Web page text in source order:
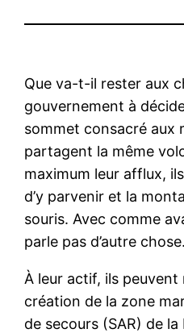
Que va-t-il rester aux
gouvernement à
sommet consacré aux
partagent la même
maximum leur afflux,
d’y parvenir et la
souris. Avec comme
parle pas d’autre chose.
À leur actif, ils
création de la zone
de secours (SAR) de la